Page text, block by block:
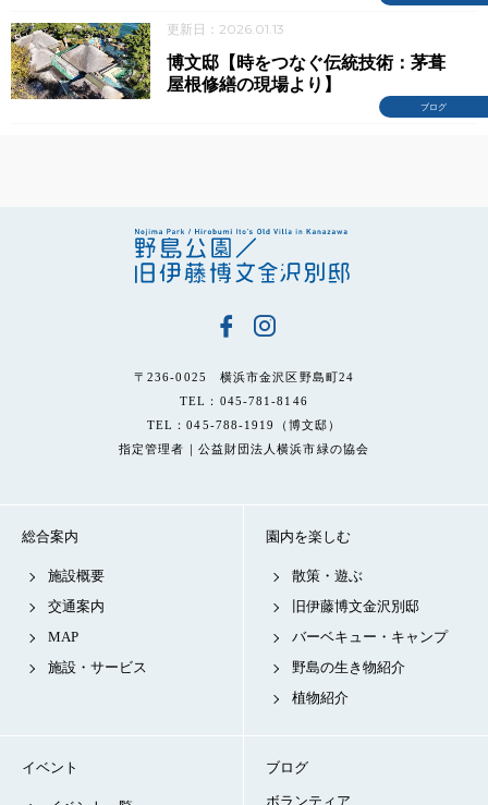
更新日：2026.01.13
ブログ
博文邸【時をつなぐ伝統技術：茅葺
屋根修繕の現場より】
〒236-0025 横浜市金沢区野島町24
TEL：045-781-8146
TEL：045-788-1919（博文邸）
指定管理者｜公益財団法人横浜市緑の協会
総合案内
施設概要
交通案内
MAP
施設・サービス
園内を楽しむ
散策・遊ぶ
旧伊藤博文金沢別邸
バーベキュー・キャンプ
野島の生き物紹介
植物紹介
イベント ブログ
ボランティア